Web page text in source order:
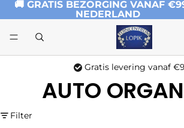
🚚 GRATIS BEZORGING VANAF
NEDERLAND
Gratis levering vanaf
AUTO
Filter